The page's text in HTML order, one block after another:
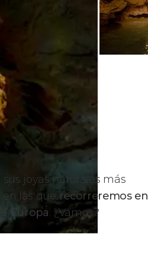
joyas naturales más
, en las que recorreremos en
Europa. ¿Vamos?